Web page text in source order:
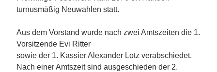
turnusmäßig Neuwahlen statt.
Aus dem Vorstand wurde nach zwei Amtszeiten die 1.
Vorsitzende Evi Ritter
sowie der 1. Kassier Alexander Lotz verabschiedet.
Nach einer Amtszeit sind ausgeschieden der 2.